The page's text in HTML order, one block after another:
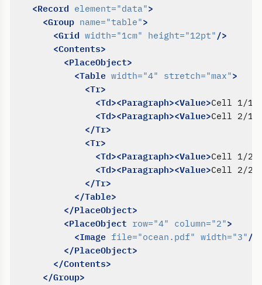
<Record element="data">
<Group name="table">
<Grid width="1cm" height="12pt"/>
<Contents>
<PlaceObject>
<Table width="4" stretch="max">
<Tr>
<Td><Paragraph><Value>Cell 1/1
<Td><Paragraph><Value>Cell 2/1
</Tr>
<Tr>
<Td><Paragraph><Value>Cell 1/2
<Td><Paragraph><Value>Cell 2/2
</Tr>
</Table>
</PlaceObject>
<PlaceObject row="4" column="2">
<Image file="ocean.pdf" width="3"/>
</PlaceObject>
</Contents>
</Group>